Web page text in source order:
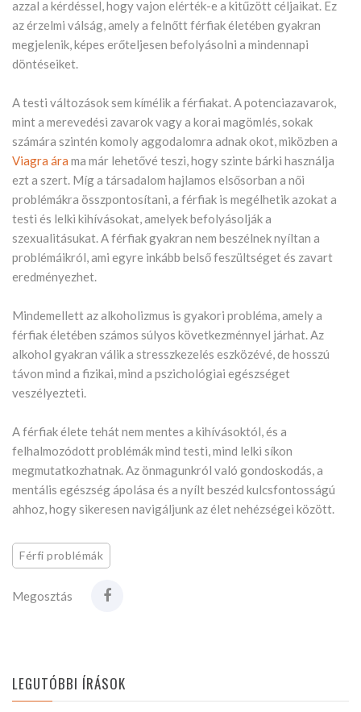
azzal a kérdéssel, hogy vajon elérték-e a kitűzött céljaikat. Ez
az érzelmi válság, amely a felnőtt férfiak életében gyakran
megjelenik, képes erőteljesen befolyásolni a mindennapi
döntéseiket.
A testi változások sem kímélik a férfiakat. A potenciazavarok,
mint a merevedési zavarok vagy a korai magömlés, sokak
számára szintén komoly aggodalomra adnak okot, miközben a
Viagra ára ma már lehetővé teszi, hogy szinte bárki használja
ezt a szert. Míg a társadalom hajlamos elsősorban a női
problémákra összpontosítani, a férfiak is megélhetik azokat a
testi és lelki kihívásokat, amelyek befolyásolják a
szexualitásukat. A férfiak gyakran nem beszélnek nyíltan a
problémáikról, ami egyre inkább belső feszültséget és zavart
eredményezhet.
Mindemellett az alkoholizmus is gyakori probléma, amely a
férfiak életében számos súlyos következménnyel járhat. Az
alkohol gyakran válik a stresszkezelés eszközévé, de hosszú
távon mind a fizikai, mind a pszichológiai egészséget
veszélyezteti.
A férfiak élete tehát nem mentes a kihívásoktól, és a
felhalmozódott problémák mind testi, mind lelki síkon
megmutatkozhatnak. Az önmagunkról való gondoskodás, a
mentális egészség ápolása és a nyílt beszéd kulcsfontosságú
ahhoz, hogy sikeresen navigáljunk az élet nehézségei között.
Férfi problémák
Megosztás
LEGUTÓBBI ÍRÁSOK